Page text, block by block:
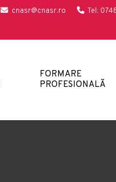
cnasr@cnasr.ro Tel:
FORMARE
PROFESIONALĂ